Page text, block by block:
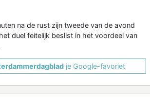
na de rust zijn tweede van de avond
duel feitelijk beslist in het voordeel van
je Google-favoriet